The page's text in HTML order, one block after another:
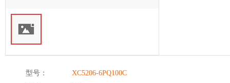
型号：
XC5206-6PQ100C